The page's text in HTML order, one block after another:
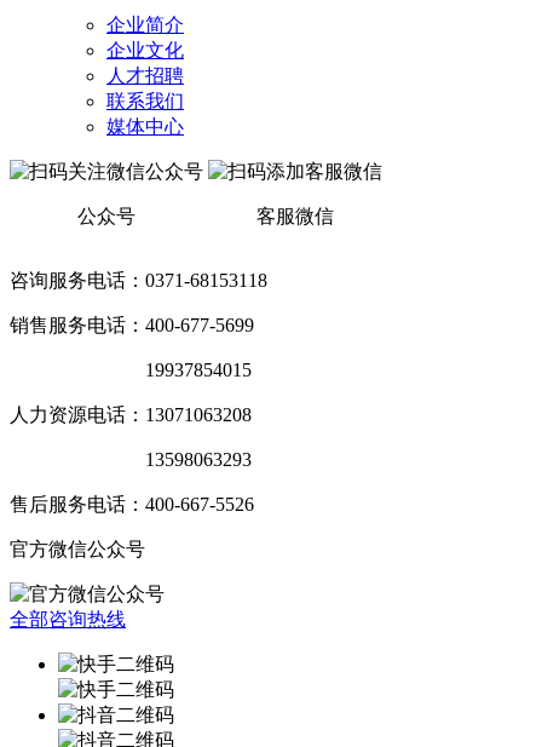
企业简介
企业文化
人才招聘
联系我们
媒体中心
公众号 客服微信
咨询服务电话：0371-68153118
销售服务电话：400-677-5699
19937854015
人力资源电话：13071063208
13598063293
售后服务电话：400-667-5526
官方微信公众号
全部咨询热线